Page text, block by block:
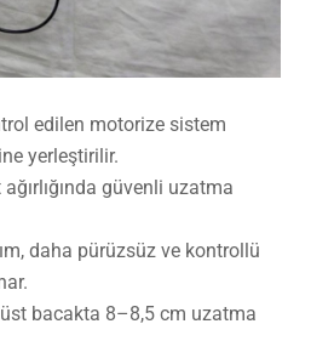
edilen motorize sistem
yerleştirilir.
güvenli uzatma
daha pürüzsüz ve kontrollü
bacakta 8–8,5 cm uzatma